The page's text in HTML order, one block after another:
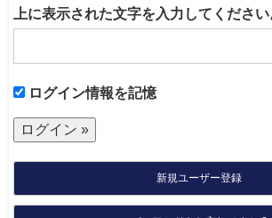
上に表示された文字を入力してください
ログイン情報を記憶
新規ユーザー登録